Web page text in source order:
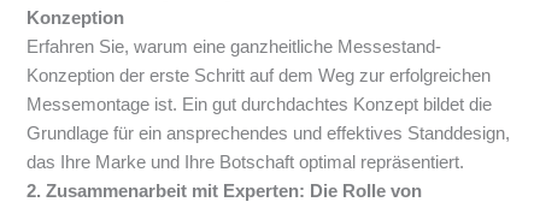
Konzeption
Erfahren Sie, warum eine ganzheitliche Messestand-
Konzeption der erste Schritt auf dem Weg zur erfolgreichen
Messemontage ist. Ein gut durchdachtes Konzept bildet die
Grundlage für ein ansprechendes und effektives Standdesign,
das Ihre Marke und Ihre Botschaft optimal repräsentiert.
2. Zusammenarbeit mit Experten: Die Rolle von